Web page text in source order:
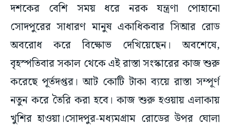
দশকের বেশি সময় ধরে নরক যন্ত্রণা পোহানো
সোদপুরের সাধারণ মানুষ একাধিকবার সিআর রোড
অবরোধ করে বিক্ষোভ দেখিয়েছেন। অবশেষে,
বৃহস্পতিবার সকাল থেকে এই রাস্তা সংস্কারের কাজ শুরু
করেছে পূর্তদপ্তর। আট কোটি টাকা ব্যয়ে রাস্তা সম্পূর্ণ
নতুন করে তৈরি করা হবে। কাজ শুরু হওয়ায় এলাকায়
খুশির হাওয়া।সোদপুর-মধ্যমগ্রাম রোডের উপর ঘোলা